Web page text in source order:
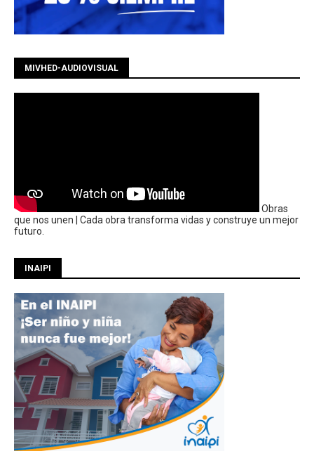
MIVHED-AUDIOVISUAL
Obras
que nos unen | Cada obra transforma vidas y construye un mejor
futuro.
INAIPI